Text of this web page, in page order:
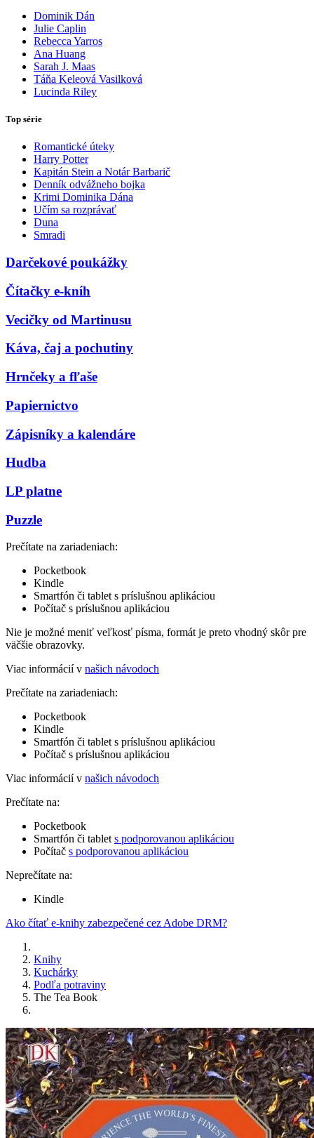
Dominik Dán
Julie Caplin
Rebecca Yarros
Ana Huang
Sarah J. Maas
Táňa Keleová Vasilková
Lucinda Riley
Top série
Romantické úteky
Harry Potter
Kapitán Stein a Notár Barbarič
Denník odvážneho bojka
Krimi Dominika Dána
Učím sa rozprávať
Duna
Smradi
Darčekové poukážky
Čítačky e-kníh
Vecičky od Martinusu
Káva, čaj a pochutiny
Hrnčeky a fľaše
Papiernictvo
Zápisníky a kalendáre
Hudba
LP platne
Puzzle
Prečítate na zariadeniach:
Pocketbook
Kindle
Smartfón či tablet s príslušnou aplikáciou
Počítač s príslušnou aplikáciou
Nie je možné meniť veľkosť písma, formát je preto vhodný skôr pre
väčšie obrazovky.
Viac informácií v našich návodoch
Prečítate na zariadeniach:
Pocketbook
Kindle
Smartfón či tablet s príslušnou aplikáciou
Počítač s príslušnou aplikáciou
Viac informácií v našich návodoch
Prečítate na:
Pocketbook
Smartfón či tablet s podporovanou aplikáciou
Počítač s podporovanou aplikáciou
Neprečítate na:
Kindle
Ako čítať e-knihy zabezpečené cez Adobe DRM?
Knihy
Kuchárky
Podľa potraviny
The Tea Book